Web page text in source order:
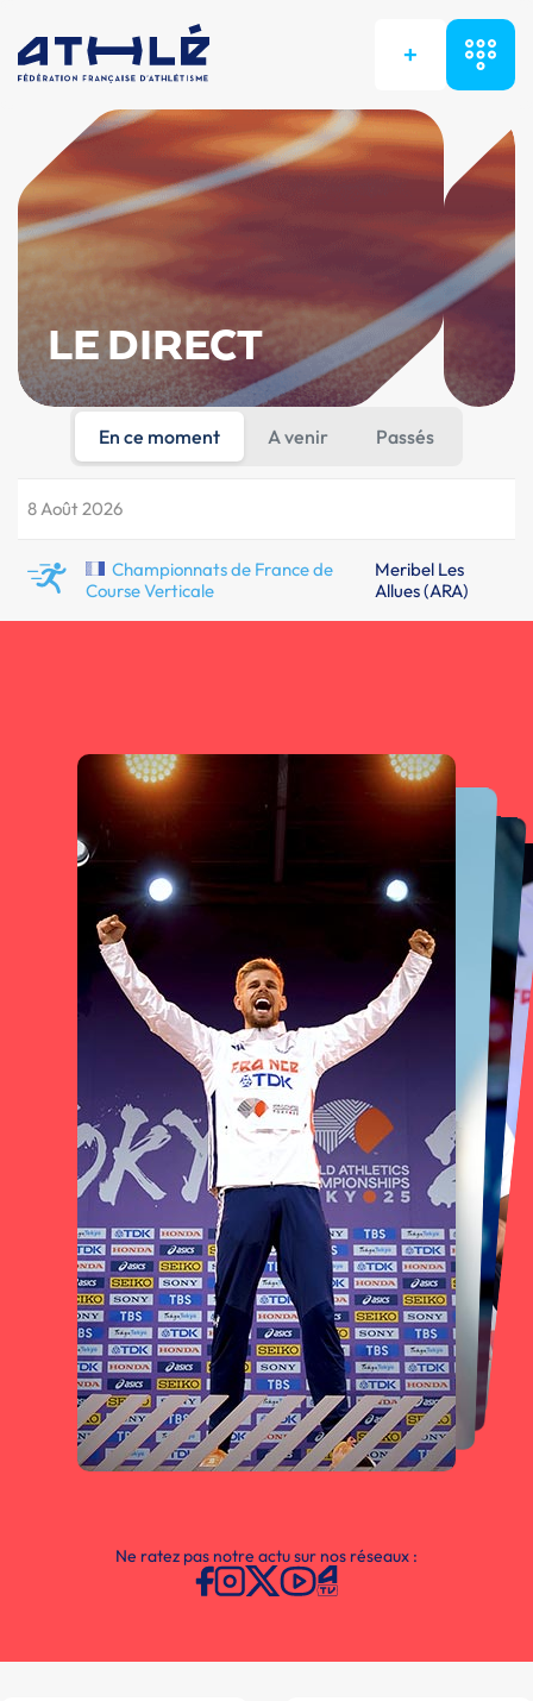
+
LE DIRECT
En ce moment A venir Passés
8 Août 2026
Championnats de France de
Course Verticale
Meribel Les
Allues (ARA)
Ne ratez pas notre actu sur nos réseaux :